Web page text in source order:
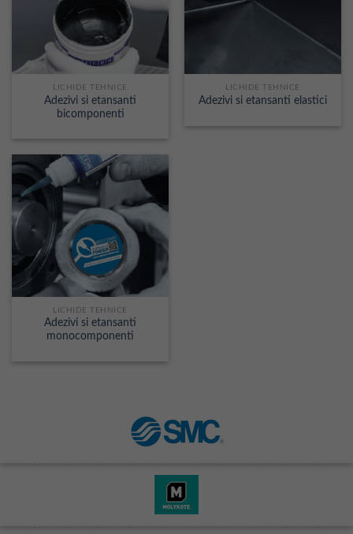
LICHIDE TEHNICE
Adezivi si etansanti
bicomponenti
LICHIDE TEHNICE
Adezivi si etansanti elastici
LICHIDE TEHNICE
Adezivi si etansanti
monocomponenti